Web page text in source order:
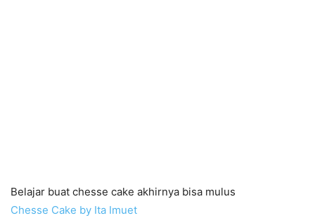
Belajar buat chesse cake akhirnya bisa mulus
Chesse Cake by Ita Imuet